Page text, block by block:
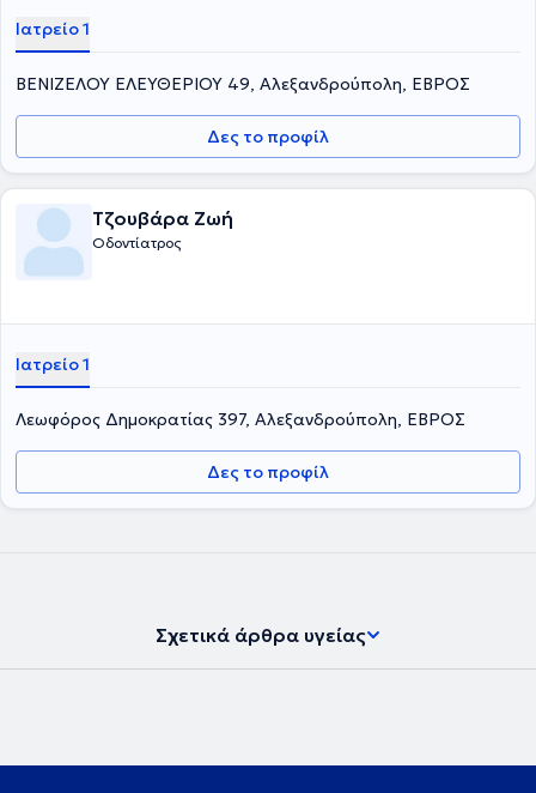
Ιατρείο 1
ΒΕΝΙΖΕΛΟΥ ΕΛΕΥΘΕΡΙΟΥ 49, Αλεξανδρούπολη, ΕΒΡΟΣ
Δες το προφίλ
Τζουβάρα Ζωή
Οδοντίατρος
Ιατρείο 1
Λεωφόρος Δημοκρατίας 397, Αλεξανδρούπολη, ΕΒΡΟΣ
Δες το προφίλ
Σχετικά άρθρα υγείας